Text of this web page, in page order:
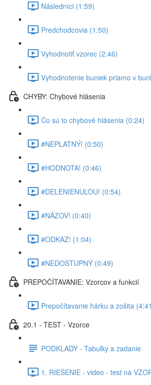
Následníci (1:59)
Predchodcovia (1:50)
Vyhodnotiť vzorec (2:46)
Vyhodnotenie buniek priamo v
CHYBY: Chybové hlásenia
Čo sú to chybové hlásenia (0:24)
#NEPLATNÝ! (0:50)
#HODNOTA! (0:46)
#DELENIENULOU! (0:54)
#NÁZOV! (0:40)
#ODKAZ! (1:04)
#NEDOSTUPNÝ (0:49)
PREPOČÍTAVANIE: Vzorcov a funkcií
Prepočítavanie hárku a zošita
20.1 - TEST - Vzorce
PODKLADY - Tabuľky a zadanie
1. RIEŠENIE - video - test na